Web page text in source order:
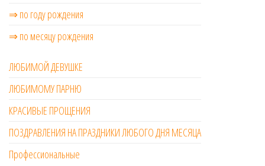
⇒ по году рождения
⇒ по месяцу рождения
ЛЮБИМОЙ ДЕВУШКЕ
ЛЮБИМОМУ ПАРНЮ
КРАСИВЫЕ ПРОЩЕНИЯ
ПОЗДРАВЛЕНИЯ НА ПРАЗДНИКИ ЛЮБОГО ДНЯ МЕСЯЦА
Профессиональные